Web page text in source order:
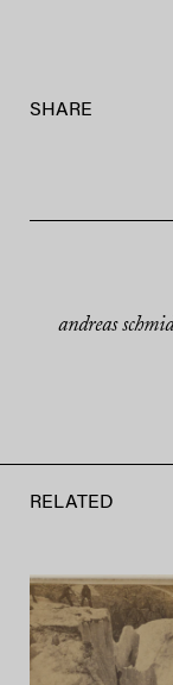
SHARE
andreas schmid
RELATED